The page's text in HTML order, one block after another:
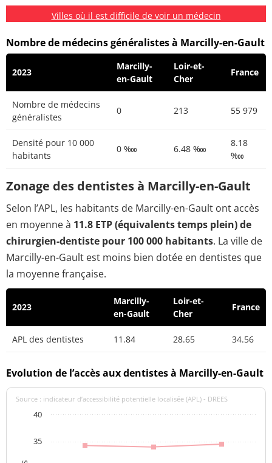
Villes où il est difficile de voir un médecin
Nombre de médecins généralistes à Marcilly-en-Gault
2023
Marcilly-
en-Gault
Loir-et-
Cher
France
Nombre de médecins
généralistes
0 213 55 979
Densité pour 10 000
habitants
0 ‱ 6.48 ‱
8.18
‱
Zonage des dentistes à Marcilly-en-Gault
Selon l’APL, les habitants de Marcilly-en-Gault ont accès
en moyenne à 11.8 ETP (équivalents temps plein) de
chirurgien-dentiste pour 100 000 habitants. La ville de
Marcilly-en-Gault est moins bien dotée en dentistes que
la moyenne française.
2023
Marcilly-
en-Gault
Loir-et-
Cher
France
APL des dentistes 11.84 28.65 34.56
Evolution de l’accès aux dentistes à Marcilly-en-Gault
Source : indicateur d’accessibilité potentielle localisée (APL) - DREES
35
40